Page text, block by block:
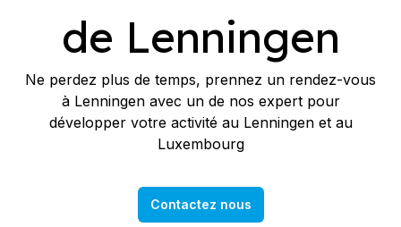
de Lenningen
Ne perdez plus de temps, prennez un rendez-vous
à Lenningen avec un de nos expert pour
développer votre activité au Lenningen et au
Luxembourg
Contactez nous